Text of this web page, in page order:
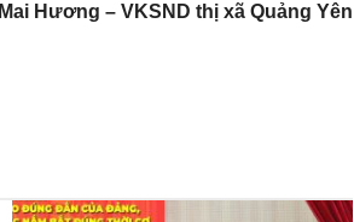
Mai Hương – VKSND thị xã Quảng Yên